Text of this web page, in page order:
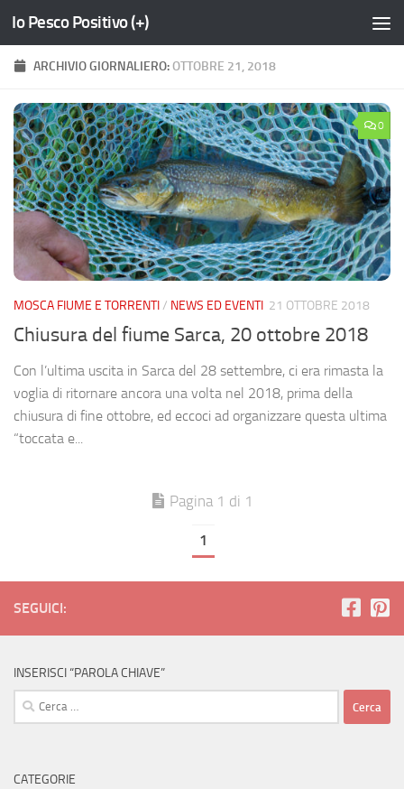
Salta al contenuto
Io Pesco Positivo (+)
ARCHIVIO GIORNALIERO:OTTOBRE 21, 2018
0
MOSCA FIUME E TORRENTI/ NEWS ED EVENTI 21 OTTOBRE 2018
Chiusura del fiume Sarca, 20 ottobre 2018
Con l’ultima uscita in Sarca del 28 settembre, ci era rimasta la
voglia di ritornare ancora una volta nel 2018, prima della
chiusura di fine ottobre, ed eccoci ad organizzare questa ultima
“toccata e...
Pagina 1 di 1
1
SEGUICI:
INSERISCI “PAROLA CHIAVE”
Ricerca
per:
CATEGORIE